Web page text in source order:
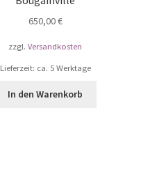
650,00€
zzgl.Versandkosten
Lieferzeit: ca. 5 Werktage
In den Warenkorb